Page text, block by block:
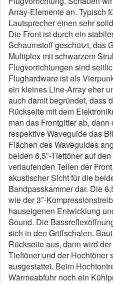
Array-Elemente an. Typisch
Lautsprecher einen sehr
Die Front ist durch ein
Schaumstoff geschützt, das
Multiplex mit schwarzem
Flugvorrichtungen sind
Flughardware ist als
ein kleines Line-Array eher
auch damit begründet, dass
Rückseite mit dem
man das Frontgitter ab,
respektive Waveguide das
Flächen des Waveguides
beiden 6,5″-Tieftöner auf
verlaufenden Teilen der
akustischer Sicht für die
Bandpasskammer dar. Die
wie der 3″-
hauseigenen Entwicklung
Sound. Die
sich in den Griffschalen.
Rückseite aus, dann wird
Tieftöner und der Hochtöner
ausgestattet. Beim
Wärmeabfuhr noch ein